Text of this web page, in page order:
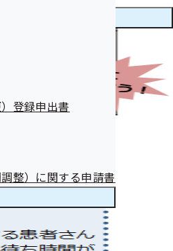
登録申出書
整）に関する申請書